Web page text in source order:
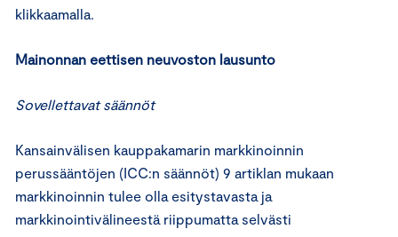
klikkaamalla.
Mainonnan eettisen neuvoston lausunto
Sovellettavat säännöt
Kansainvälisen kauppakamarin markkinoinnin
perussääntöjen (ICC:n säännöt) 9 artiklan mukaan
markkinoinnin tulee olla esitystavasta ja
markkinointivälineestä riippumatta selvästi